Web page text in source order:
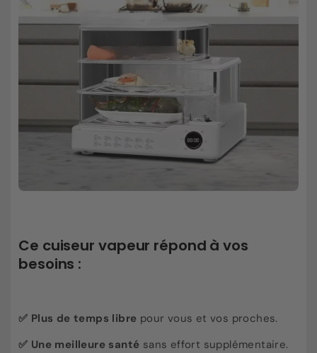
Ce cuiseur vapeur répond à vos
besoins :
✅ Plus de temps libre pour vous et vos proches.
✅ Une meilleure santé sans effort supplémentaire.